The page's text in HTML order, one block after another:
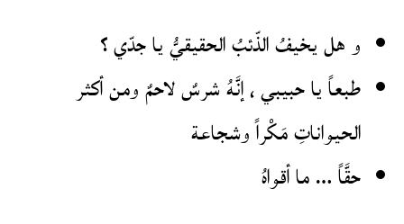
و هل يخيفُ الذّئبُ الحقيقيُّ يا جدّي ؟
طبعاً يا حبيبي ، إنَّهُ شرسٌ لاحمٌ ومن أكثر
الحيواناتِ مَكْراً وشجاعة
حقَّاً … ما أقواهُ